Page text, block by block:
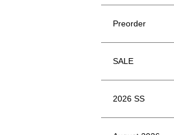
Preorder
SALE
2026 SS